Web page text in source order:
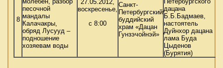
8
песочной
мандалы
Калачакры,
обряд Лусууд –
подношение
хозяевам воды
27.05.2012,
воскресенье,
с 8:00
Санкт-
Петербургский
буддийский
храм «Дацан
Гунзэчойнэй»
дацана
Б.Б.Бадмаев,
настоятель
Дуйнхор дацана
лама Буда
Цыденов
(Бурятия)